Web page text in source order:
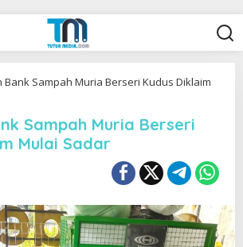
Bank Sampah Muria Berseri Kudus Diklaim
Sampah Muria Berseri
Mulai Sadar